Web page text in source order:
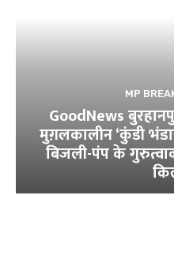
MP
GoodNews
मुग़लकालीन ‘कुंडी
बिजली-पंप के